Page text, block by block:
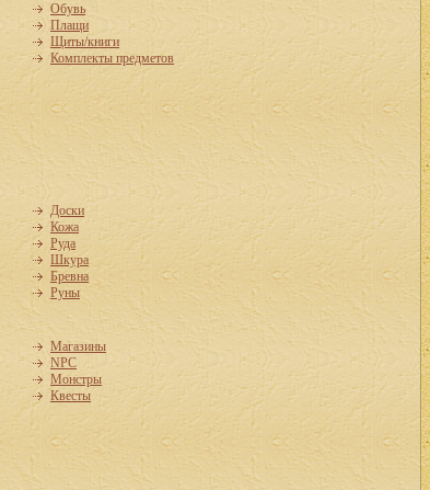
Обувь
Плащи
Щиты/книги
Комплекты предметов
Доски
Кожа
Руда
Шкура
Бревна
Руны
Магазины
NPC
Монстры
Квесты